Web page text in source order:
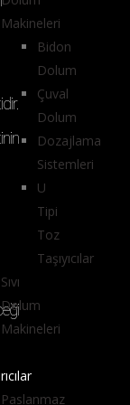
Makineleri
Bidon
Dolum
Çuval
Dolum
Dozajlama
Sistemleri
U
Tipi
Toz
Taşıyıcılar
Sıvı
Dolum
Makineleri
Paslanmaz